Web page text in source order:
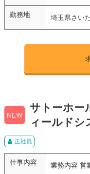
勤務地 埼玉県さい
NEW
サトーホー
ィールドシ
正社員
仕事内容
業務内容 営